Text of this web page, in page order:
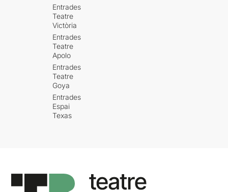
Entrades
Teatre
Victòria
Entrades
Teatre
Apolo
Entrades
Teatre
Goya
Entrades
Espai
Texas